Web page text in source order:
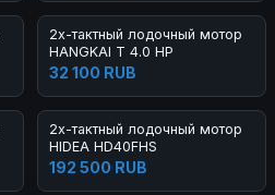
2х-тактный лодочный мотор
HANGKAI T 4.0 HP
32 100 RUB
2х-тактный лодочный мотор
HIDEA HD40FHS
192 500 RUB